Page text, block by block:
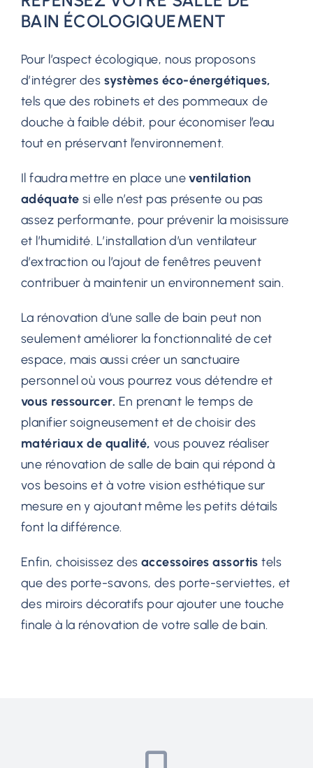
BAIN ÉCOLOGIQUEMENT
Pour l’aspect écologique, nous proposons
d’intégrer des systèmes éco-énergétiques,
tels que des robinets et des pommeaux de
douche à faible débit, pour économiser l’eau
tout en préservant l’environnement.
Il faudra mettre en place uneventilation
adéquate si elle n’est pas présente ou pas
assez performante, pour prévenir la moisissure
et l’humidité. L’installation d’un ventilateur
d’extraction ou l’ajout de fenêtres peuvent
contribuer à maintenir un environnement sain.
La rénovation d’une salle de bain peut non
seulement améliorer la fonctionnalité de cet
espace, mais aussi créer un sanctuaire
personnel où vous pourrez vous détendre et
vous ressourcer. En prenant le temps de
planifier soigneusement et de choisir des
matériaux de qualité, vous pouvez réaliser
une rénovation de salle de bain qui répond à
vos besoins et à votre vision esthétique sur
mesure en y ajoutant même les petits détails
font la différence.
Enfin, choisissez des accessoires assortis tels
que des porte-savons, des porte-serviettes, et
des miroirs décoratifs pour ajouter une touche
finale à la rénovation de votre salle de bain.